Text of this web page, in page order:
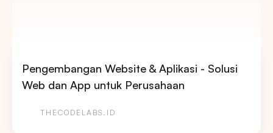
Pengembangan Website & Aplikasi - Solusi
Web dan App untuk Perusahaan
THECODELABS.ID